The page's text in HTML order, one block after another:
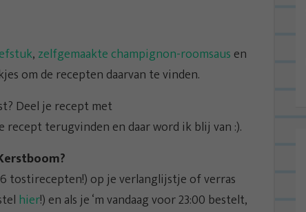
, zelfgemaakte champignon-roomsaus en
om de recepten daarvan te vinden.
Deel je recept met
recept terugvinden en daar word ik blij van :).
tostirecepten!) op je verlanglijstje of verras
hier!) en als je ‘m vandaag voor 23:00 bestelt,